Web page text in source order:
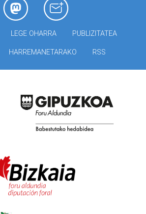
LEGE OHARRA PUBLIZITATEA
HARREMANETARAKO RSS